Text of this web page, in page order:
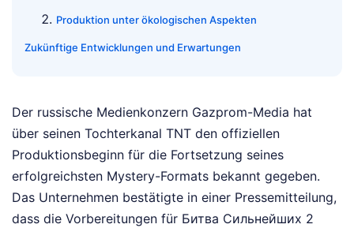
Produktion unter ökologischen Aspekten
Zukünftige Entwicklungen und Erwartungen
Der russische Medienkonzern Gazprom-Media hat
über seinen Tochterkanal TNT den offiziellen
Produktionsbeginn für die Fortsetzung seines
erfolgreichsten Mystery-Formats bekannt gegeben.
Das Unternehmen bestätigte in einer Pressemitteilung,
dass die Vorbereitungen für Битва Сильнейших 2